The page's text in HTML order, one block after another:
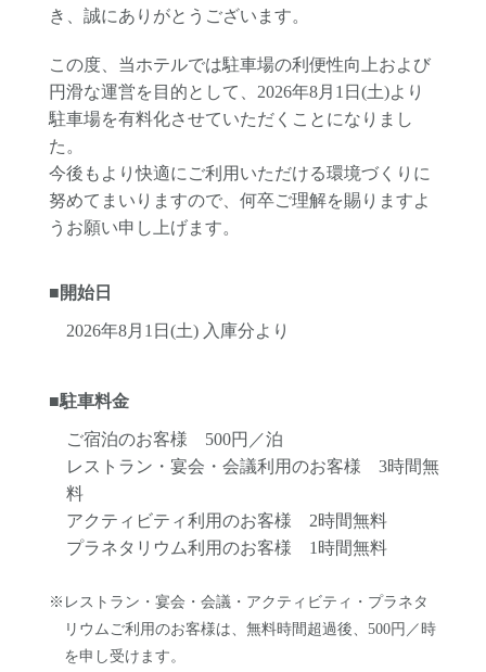
き、誠にありがとうございます。
この度、当ホテルでは駐車場の利便性向上および
円滑な運営を目的として、2026年8月1日(土)より
駐車場を有料化させていただくことになりまし
た。
今後もより快適にご利用いただける環境づくりに
努めてまいりますので、何卒ご理解を賜りますよ
うお願い申し上げます。
■開始日
2026年8月1日(土) 入庫分より
■駐車料金
ご宿泊のお客様 500円／泊
レストラン・宴会・会議利用のお客様 3時間無
料
アクティビティ利用のお客様 2時間無料
プラネタリウム利用のお客様 1時間無料
※レストラン・宴会・会議・アクティビティ・プラネタ
リウムご利用のお客様は、無料時間超過後、500円／時
を申し受けます。